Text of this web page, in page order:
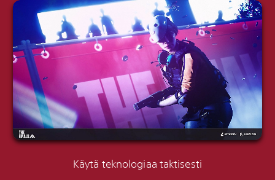
Käytä teknologiaa taktisesti